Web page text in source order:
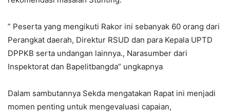
” Peserta yang mengikuti Rakor ini sebanyak 60 orang dari
Perangkat daerah, Direktur RSUD dan para Kepala UPTD
DPPKB serta undangan lainnya., Narasumber dari
Inspektorat dan Bapelitbangda” ungkapnya
Dalam sambutannya Sekda mengatakan Rapat ini menjadi
momen penting untuk mengevaluasi capaian,